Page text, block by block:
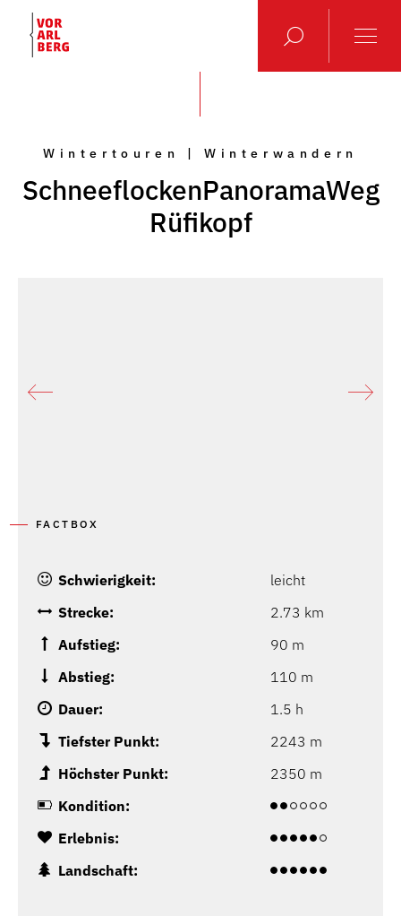
Wintertouren | Winterwandern
SchneeflockenPanoramaWeg
Rüfikopf
FACTBOX
Schwierigkeit:
leicht
Strecke:
2.73 km
Aufstieg:
90 m
Abstieg:
110 m
Dauer:
1.5 h
Tiefster Punkt:
2243 m
Höchster Punkt:
2350 m
Kondition:
Erlebnis:
Landschaft: